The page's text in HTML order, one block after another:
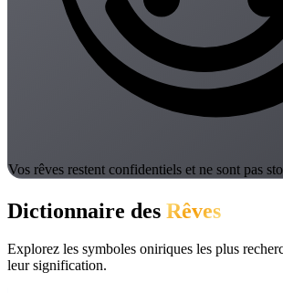
Vos rêves restent confidentiels et ne sont pas
Dictionnaire des Rêves
Explorez les symboles oniriques les plus
leur signification.